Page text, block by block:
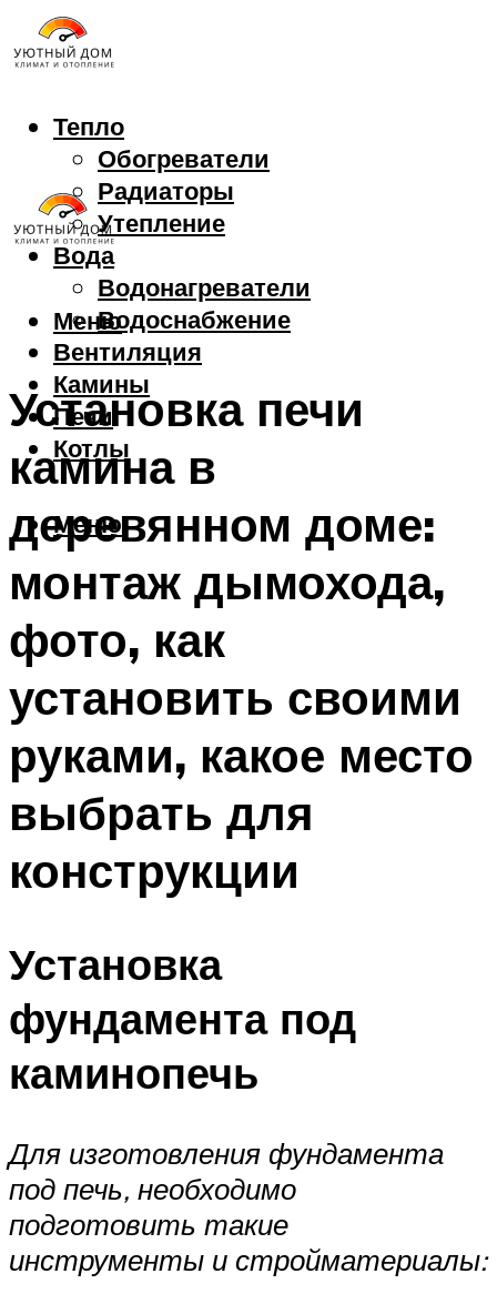
Тепло
Обогреватели
Радиаторы
Утепление
Вода
Водонагреватели
Водоснабжение
Вентиляция
Камины
Печи
Котлы
Меню
Меню
Установка печи
камина в
деревянном доме:
монтаж дымохода,
фото, как
установить своими
руками, какое место
выбрать для
конструкции
Установка
фундамента под
каминопечь
Для изготовления фундамента
под печь, необходимо
подготовить такие
инструменты и стройматериалы: